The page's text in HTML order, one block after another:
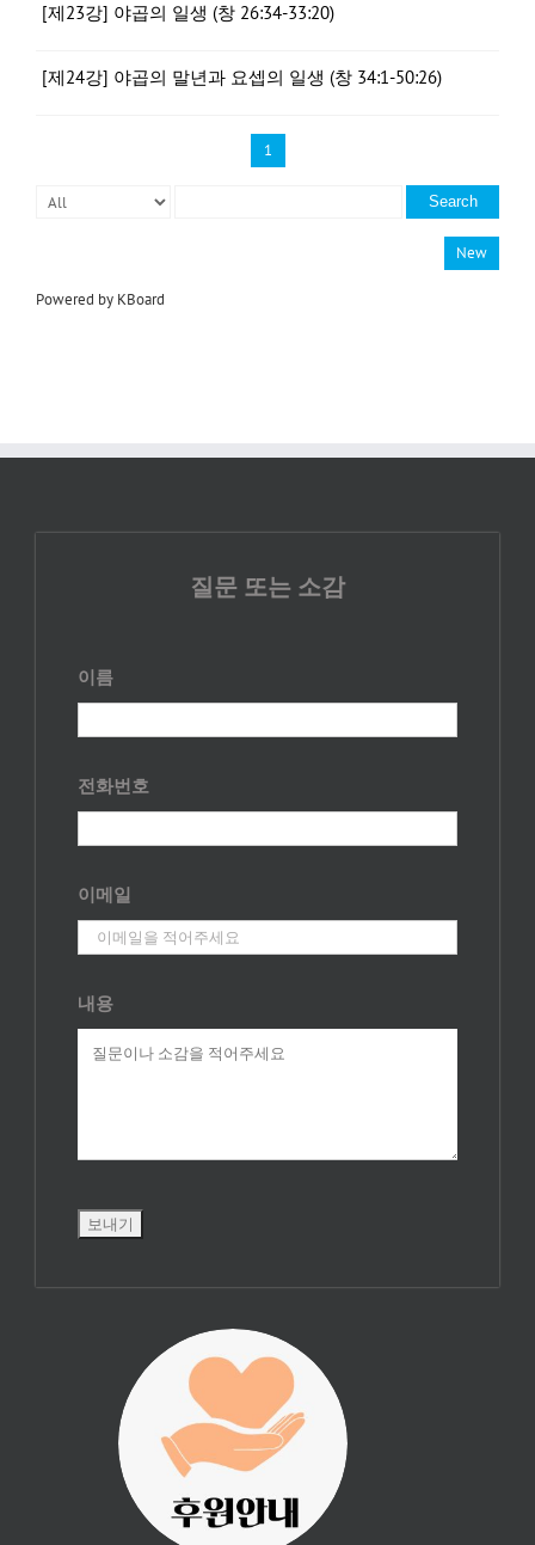
[제23강] 야곱의 일생 (창 26:34-33:20)
[제24강] 야곱의 말년과 요셉의 일생 (창 34:1-50:26)
1
Search
New
Powered by KBoard
질문 또는 소감
이름
전화번호
이메일
내용
진리횃불 사역은
여러분의 후원으
로 이루어집니다.